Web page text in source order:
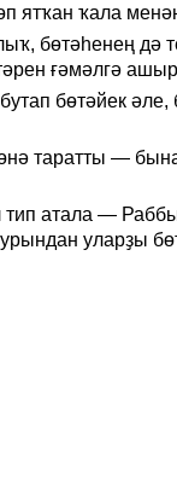
ятҡан ҡала
бɵтəһенең дə
ғəмəлгə
бɵтəйек
таратты —
атала —
уларҙы